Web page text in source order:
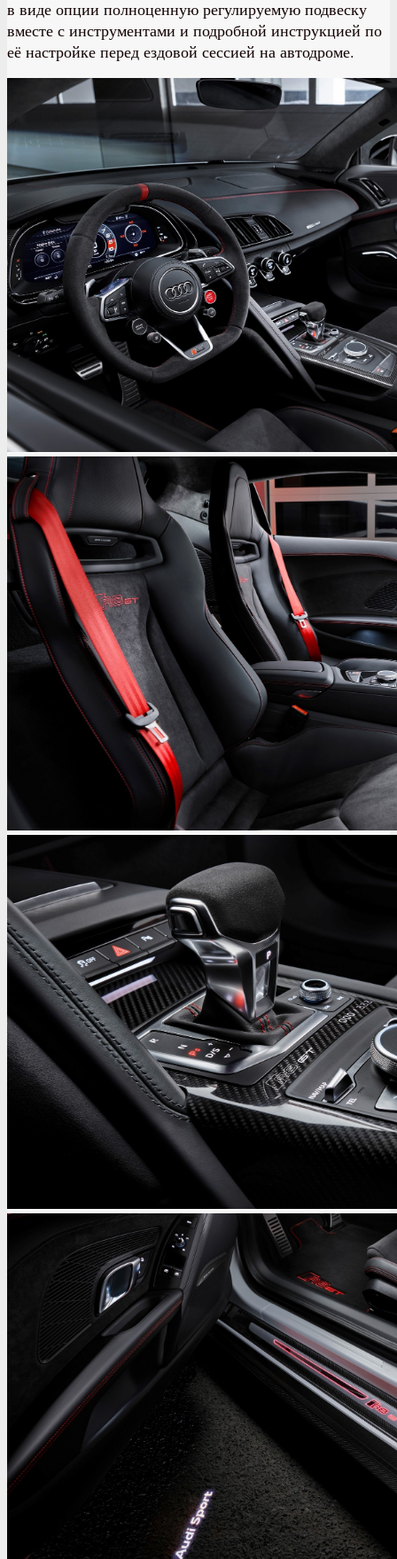
в виде опции полноценную регулируемую подвеску
вместе с инструментами и подробной инструкцией по
её настройке перед ездовой сессией на автодроме.